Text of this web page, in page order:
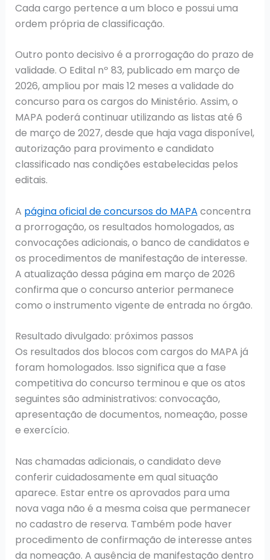
Cada cargo pertence a um bloco e possui uma
ordem própria de classificação.
Outro ponto decisivo é a prorrogação do prazo de
validade. O Edital nº 83, publicado em março de
2026, ampliou por mais 12 meses a validade do
concurso para os cargos do Ministério. Assim, o
MAPA poderá continuar utilizando as listas até 6
de março de 2027, desde que haja vaga disponível,
autorização para provimento e candidato
classificado nas condições estabelecidas pelos
editais.
A página oficial de concursos do MAPA concentra
a prorrogação, os resultados homologados, as
convocações adicionais, o banco de candidatos e
os procedimentos de manifestação de interesse.
A atualização dessa página em março de 2026
confirma que o concurso anterior permanece
como o instrumento vigente de entrada no órgão.
Resultado divulgado: próximos passos
Os resultados dos blocos com cargos do MAPA já
foram homologados. Isso significa que a fase
competitiva do concurso terminou e que os atos
seguintes são administrativos: convocação,
apresentação de documentos, nomeação, posse
e exercício.
Nas chamadas adicionais, o candidato deve
conferir cuidadosamente em qual situação
aparece. Estar entre os aprovados para uma
nova vaga não é a mesma coisa que permanecer
no cadastro de reserva. Também pode haver
procedimento de confirmação de interesse antes
da nomeação. A ausência de manifestação dentro